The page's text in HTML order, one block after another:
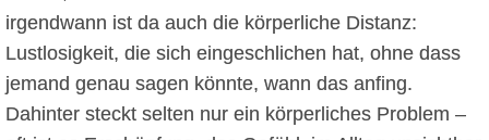
irgendwann ist da auch die körperliche Distanz:
Lustlosigkeit, die sich eingeschlichen hat, ohne dass
jemand genau sagen könnte, wann das anfing.
Dahinter steckt selten nur ein körperliches Problem –